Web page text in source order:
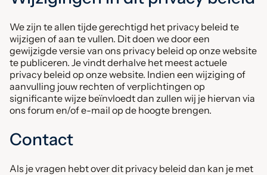
We zijn te allen tijde gerechtigd het privacy beleid te
wijzigen of aan te vullen. Dit doen we door een
gewijzigde versie van ons privacy beleid op onze website
te publiceren. Je vindt derhalve het meest actuele
privacy beleid op onze website. Indien een wijziging of
aanvulling jouw rechten of verplichtingen op
significante wijze beïnvloedt dan zullen wij je hiervan via
ons forum en/of e-mail op de hoogte brengen.
Contact
Als je vragen hebt over dit privacy beleid dan kan je met